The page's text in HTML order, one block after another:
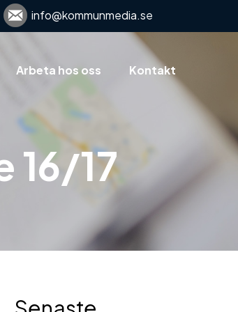
info@kommunmedia.se
Arbeta hos oss Kontakt
16/17